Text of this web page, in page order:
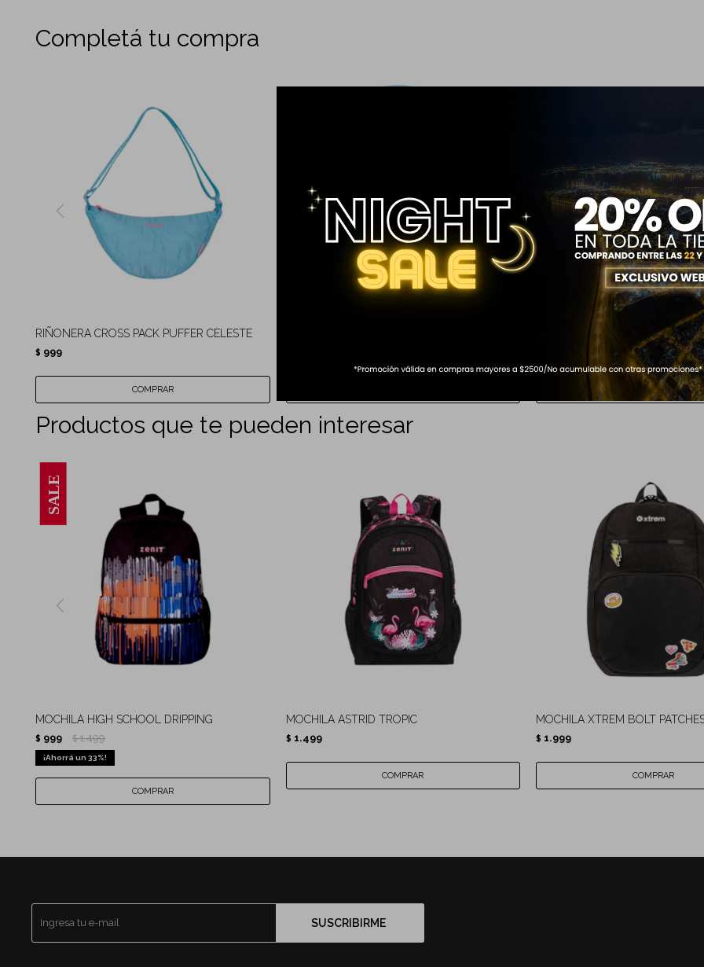
Completá tu compra
RIÑONERA CROSS PACK PUFFER CELESTE
$ 999
RIÑONERA CROSS PACK
Productos que te pueden interesar
MOCHILA HIGH SCHOOL DRIPPING
$ 999 $ 1.499
33
MOCHILA ASTRID TROPIC
$ 1.499
MOCHILA XTREM BOLT
$ 1.999
SUSCRIBIRME